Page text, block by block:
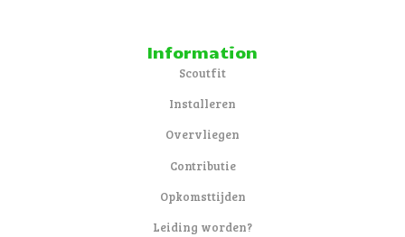
Information
Scoutfit
Installeren
Overvliegen
Contributie
Opkomsttijden
Leiding worden?